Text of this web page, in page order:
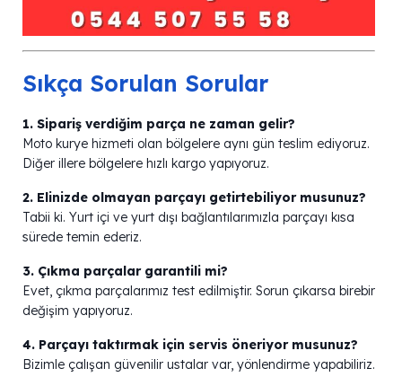
Sıkça Sorulan Sorular
1. Sipariş verdiğim parça ne zaman gelir?
Moto kurye hizmeti olan bölgelere aynı gün teslim ediyoruz.
Diğer illere bölgelere hızlı kargo yapıyoruz.
2. Elinizde olmayan parçayı getirtebiliyor musunuz?
Tabii ki. Yurt içi ve yurt dışı bağlantılarımızla parçayı kısa
sürede temin ederiz.
3. Çıkma parçalar garantili mi?
Evet, çıkma parçalarımız test edilmiştir. Sorun çıkarsa birebir
değişim yapıyoruz.
4. Parçayı taktırmak için servis öneriyor musunuz?
Bizimle çalışan güvenilir ustalar var, yönlendirme yapabiliriz.